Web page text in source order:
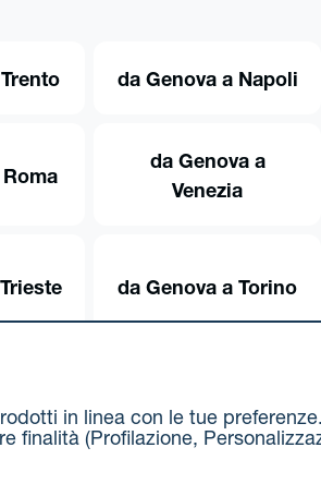
da Genova a Napoli
da Genova a
Venezia
da Genova a Torino
in linea con le tue
(Profilazione,